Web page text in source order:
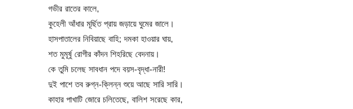
গভীর রাতের কালে,
কুহেলী আঁধার মূর্ছিত প্রায় জড়ায়ে ঘুমের জালে।
হাসপাতালের নিবিয়াছে বাহি; দমকা হাওয়ার ঘায়,
শত মুমূর্ষু রোগীর কাঁদন শিহরিছে বেদনায়।
কে তুমি চলেছ সাবধান পদে বয়স-বৃদ্ধা-নারী!
দুই পাশে তব রুগ্ন-ক্লিন্ন শুয়ে আছে সারি সারি।
কাহার পাখাটি জোরে চলিতেছে, বালিশ সরেছে কার,